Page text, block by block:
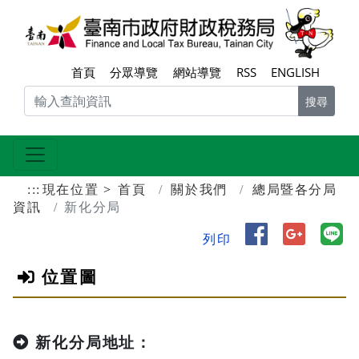
跳到主要內容區塊
首頁 分眾導覽 網站導覽 RSS ENGLISH
搜尋
::: 現在位置 首頁 關於我們
總局暨各分局
資訊
新化分局
列印
分享到分享到
位置圖
新化分局地址：